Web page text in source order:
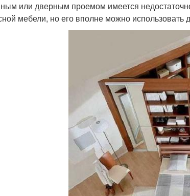
или дверным проемом имеется
мебели, но его вполне можно использовать